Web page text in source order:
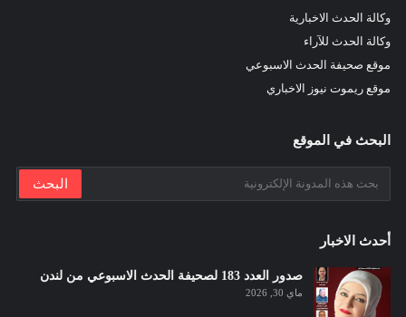
وكالة الحدث الاخبارية
وكالة الحدث للآراء
موقع صحيفة الحدث الاسبوعي
موقع ريموت نيوز الاخباري
البحث في الموقع
أحدث الاخبار
صدور العدد 183 لصحيفة الحدث الاسبوعي من لندن
ماي 30, 2026